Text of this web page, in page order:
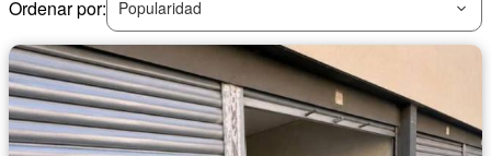
Ordenar por:
Popularidad